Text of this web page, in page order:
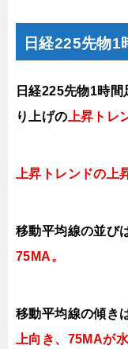
日経225先物1
日経225先物1時
り上げの 上昇トレ
上昇トレンドの上
移動平均線の並び
75MA。
移動平均線の傾き
上向き、75MAが